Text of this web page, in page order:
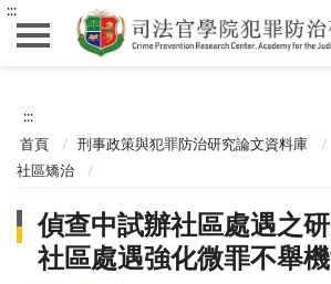
:::
:::
首頁 刑事政策與犯罪防治研究論文資料庫
社區矯治
偵查中試辦社區處遇之
社區處遇強化微罪不舉機